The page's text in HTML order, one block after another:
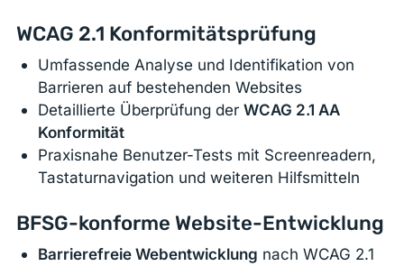
WCAG 2.1 Konformitätsprüfung
Umfassende Analyse und Identifikation von
Barrieren auf bestehenden Websites
Detaillierte Überprüfung derWCAG 2.1 AA
Konformität
Praxisnahe Benutzer-Tests mit Screenreadern,
Tastaturnavigation und weiteren Hilfsmitteln
BFSG-konforme Website-Entwicklung
Barrierefreie Webentwicklung nach WCAG 2.1